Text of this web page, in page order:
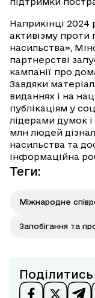
Наприкінці 2024
активізму проти
насильства»,
партнерстві
кампанії про
Завдяки
виданнях і на
публікаціям у
лідерами думок і
млн людей
насильства та
інформаційна
Теги:
Міжнародне
Запобігання та